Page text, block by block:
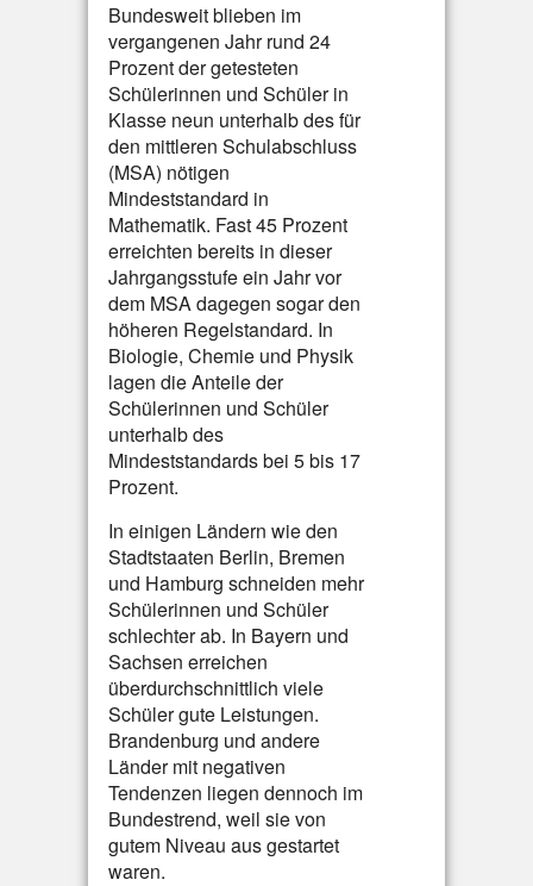
Bundesweit blieben im
vergangenen Jahr rund 24
Prozent der getesteten
Schülerinnen und Schüler in
Klasse neun unterhalb des für
den mittleren Schulabschluss
(MSA) nötigen
Mindeststandard in
Mathematik. Fast 45 Prozent
erreichten bereits in dieser
Jahrgangsstufe ein Jahr vor
dem MSA dagegen sogar den
höheren Regelstandard. In
Biologie, Chemie und Physik
lagen die Anteile der
Schülerinnen und Schüler
unterhalb des
Mindeststandards bei 5 bis 17
Prozent.
In einigen Ländern wie den
Stadtstaaten Berlin, Bremen
und Hamburg schneiden mehr
Schülerinnen und Schüler
schlechter ab. In Bayern und
Sachsen erreichen
überdurchschnittlich viele
Schüler gute Leistungen.
Brandenburg und andere
Länder mit negativen
Tendenzen liegen dennoch im
Bundestrend, weil sie von
gutem Niveau aus gestartet
waren.